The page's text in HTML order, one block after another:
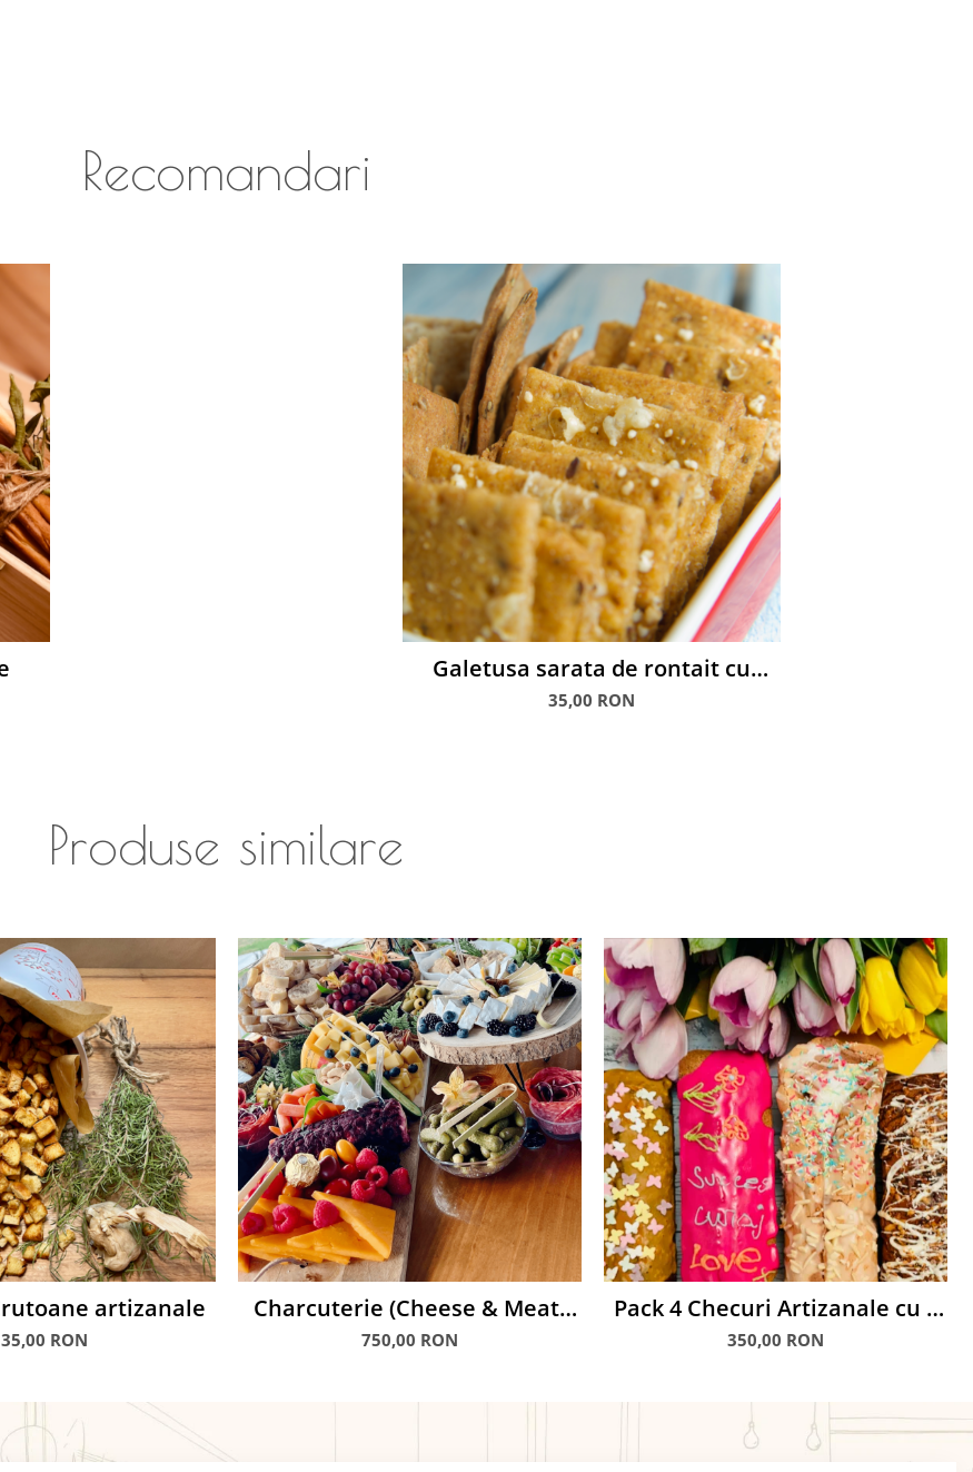
Recomandari
Galetusa sarata de rontait cu
grisine, biscuiti, saratele, sticksuri
35,00 RON
Produse similare
artizanale
35,00 RON
Charcuterie (Cheese & Meat)
Bar Evenimente
750,00 RON
Pack 4 Checuri Artizanale cu 5
fire flori
350,00 RON